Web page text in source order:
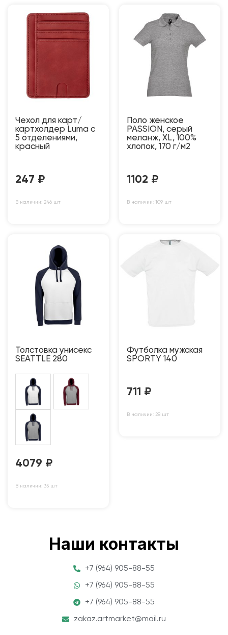
Чехол для карт/
картхолдер Luma с
5 отделениями,
красный
247 ₽
В наличии: 246 шт
Поло женское
PASSION, серый
меланж, XL, 100%
хлопок, 170 г/м2
1102 ₽
В наличии: 109 шт
Толстовка унисекс
SEATTLE 280
4079 ₽
В наличии: 35 шт
Футболка мужская
SPORTY 140
711 ₽
В наличии: 28 шт
Наши контакты
+7 (964) 905-88-55
+7 (964) 905-88-55
+7 (964) 905-88-55
zakaz.artmarket@mail.ru